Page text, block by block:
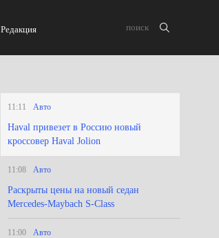
Редакция
11:11 Авто
Haval привезет в Россию новый
кроссовер Haval Jolion
11:08 Авто
Раскрыты цены на новый седан
Mercedes-Maybach S-Class
11:00 Авто